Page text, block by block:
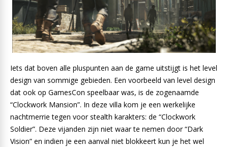
Iets dat boven alle pluspunten aan de game uitstijgt is het level
design van sommige gebieden. Een voorbeeld van level design
dat ook op GamesCon speelbaar was, is de zogenaamde
“Clockwork Mansion”. In deze villa kom je een werkelijke
nachtmerrie tegen voor stealth karakters: de “Clockwork
Soldier”. Deze vijanden zijn niet waar te nemen door “Dark
Vision” en indien je een aanval niet blokkeert kun je het wel